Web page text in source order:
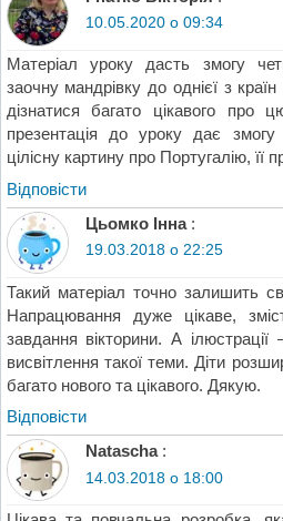
10.05.2020 о 09:34
Матеріал уроку дасть змогу
заочну мандрівку до однієї з
дізнатися багато цікавого про
презентація до уроку дає
цілісну картину про Португалію, її
Відповіcти
Цьомко Інна :
19.03.2018 о 22:25
Такий матеріал точно залишить
Напрацювання дуже цікаве,
завдання вікторини. А
висвітлення такої теми. Діти
багато нового та цікавого. Дякую.
Відповіcти
Natascha :
14.03.2018 о 18:00